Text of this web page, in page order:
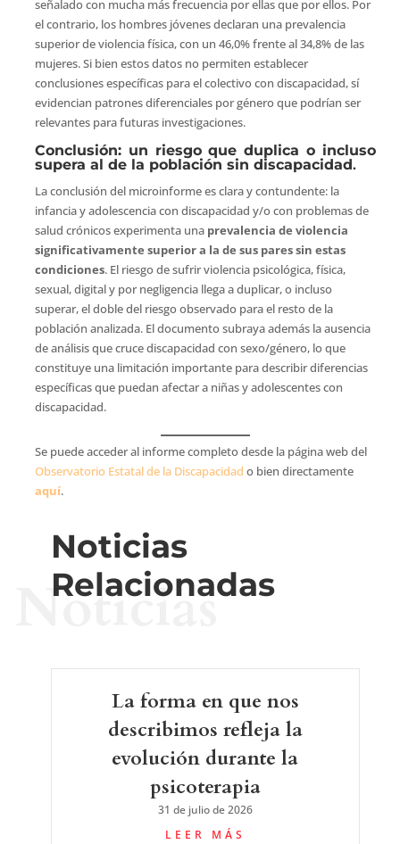
señalado con mucha más frecuencia por ellas que por ellos. Por
el contrario, los hombres jóvenes declaran una prevalencia
superior de violencia física, con un 46,0% frente al 34,8% de las
mujeres. Si bien estos datos no permiten establecer
conclusiones específicas para el colectivo con discapacidad, sí
evidencian patrones diferenciales por género que podrían ser
relevantes para futuras investigaciones.
Conclusión: un riesgo que duplica o incluso
supera al de la población sin discapacidad.
La conclusión del microinforme es clara y contundente: la
infancia y adolescencia con discapacidad y/o con problemas de
salud crónicos experimenta una prevalencia de violencia
significativamente superior a la de sus pares sin estas
condiciones. El riesgo de sufrir violencia psicológica, física,
sexual, digital y por negligencia llega a duplicar, o incluso
superar, el doble del riesgo observado para el resto de la
población analizada. El documento subraya además la ausencia
de análisis que cruce discapacidad con sexo/género, lo que
constituye una limitación importante para describir diferencias
específicas que puedan afectar a niñas y adolescentes con
discapacidad.
Se puede acceder al informe completo desde la página web del
Observatorio Estatal de la Discapacidad o bien directamente
aquí.
Noticias
Relacionadas
Noticias
La forma en que nos
describimos refleja la
evolución durante la
psicoterapia
31 de julio de 2026
LEER MÁS